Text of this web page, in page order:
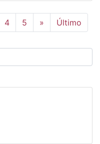
4 5 » Siguiente
Último